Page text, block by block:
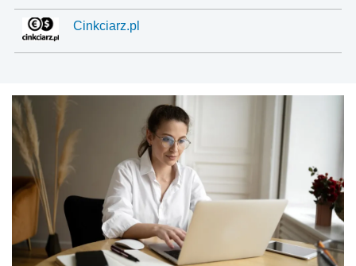
Cinkciarz.pl